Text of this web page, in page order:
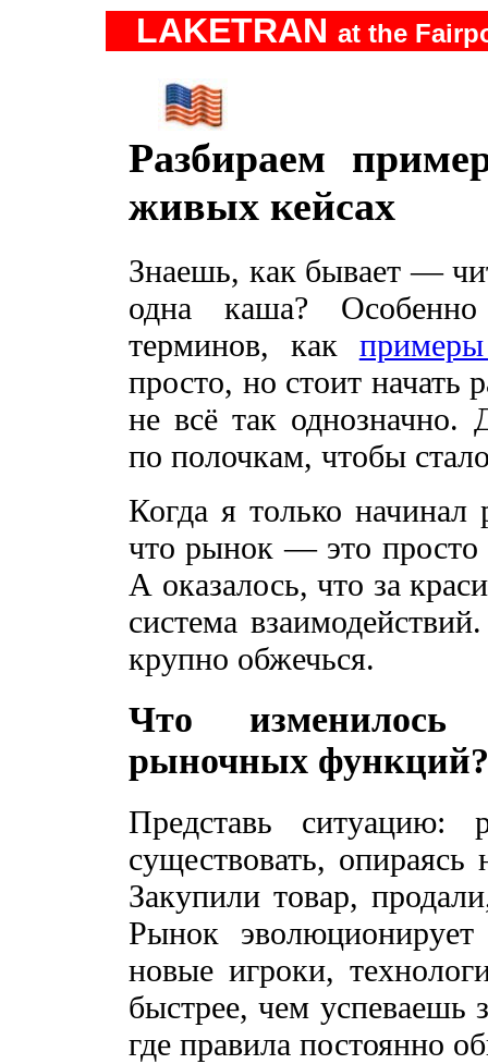
LAKETRAN at the
Разбираем
живых кейсах
Знаешь, как бывает —
одна каша?
терминов, как
просто, но стоит начать
не всё так однозначно.
по полочкам, чтобы
Когда я только начинал
что рынок — это просто
А оказалось, что за
система
крупно обжечься.
Что
рыночных функций?
Представь ситуацию:
существовать,
Закупили товар,
Рынок
новые игроки,
быстрее, чем успеваешь
где правила постоянно